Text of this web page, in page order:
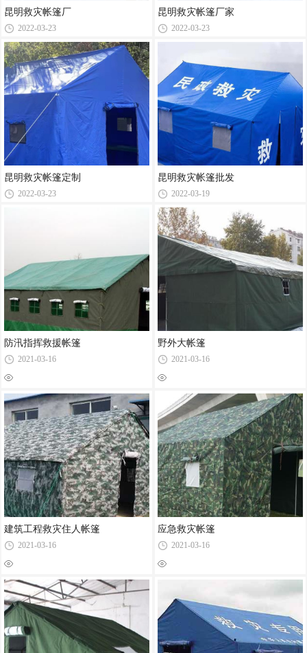
昆明救灾帐篷厂
2022-03-23
昆明救灾帐篷定制
2022-03-23
防汛指挥救援帐篷
2021-03-16
建筑工程救灾住人帐篷
2021-03-16
昆明救灾帐篷厂家
2022-03-23
昆明救灾帐篷批发
2022-03-19
野外大帐篷
2021-03-16
应急救灾帐篷
2021-03-16